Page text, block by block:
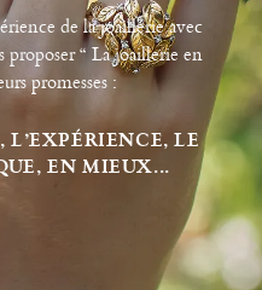
de la joaillerie avec
“ La joaillerie en
promesses :
LE
EN MIEUX...